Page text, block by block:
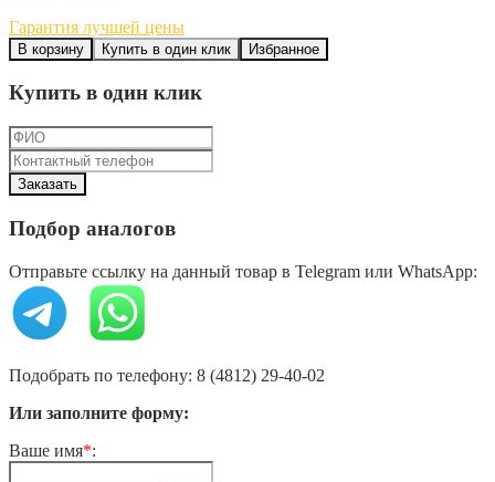
Гарантия лучшей цены
В корзину Купить в один клик Избранное
Купить в один клик
Подбор аналогов
Отправьте ссылку на данный товар в Telegram или WhatsApp:
Подобрать по телефону: 8 (4812) 29-40-02
Или заполните форму:
Ваше имя*: